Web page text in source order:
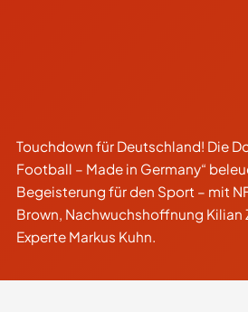
Touchdown für Deutschland! Die
Football – Made in Germany“
Begeisterung für den Sport – mit
Brown, Nachwuchshoffnung
Experte Markus Kuhn.